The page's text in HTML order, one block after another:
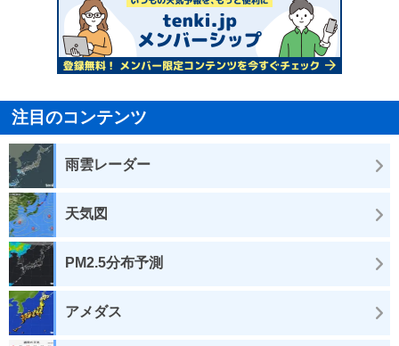
注目のコンテンツ
雨雲レーダー
天気図
PM2.5分布予測
アメダス